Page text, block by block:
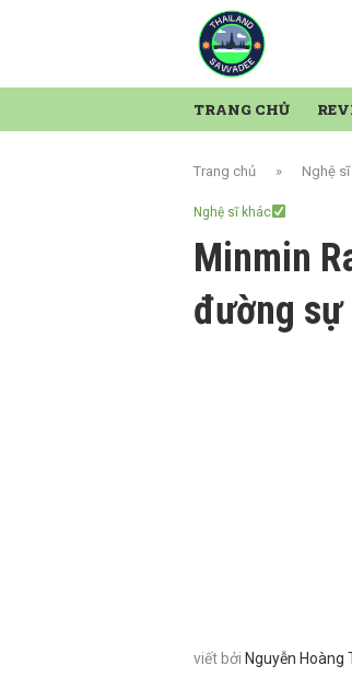
TRANG CHỦ
Trang chủ » Nghệ
Nghệ sĩ khác
Minmin
đường sự
viết bởi Nguyễn Hoàng